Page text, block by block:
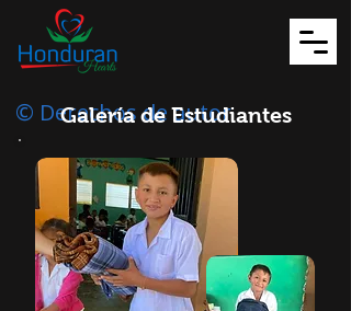
© Derechos de autor
Galería de Estudiantes